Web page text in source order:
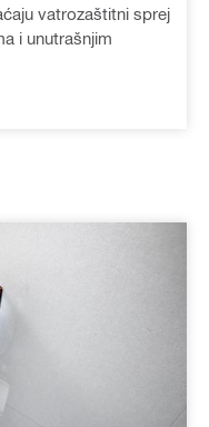
vatrozaštitni sprej
i unutrašnjim